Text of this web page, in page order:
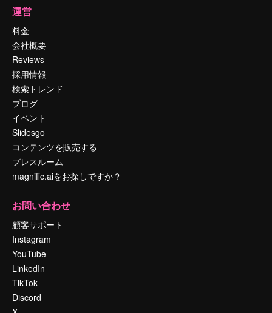
運営
料金
会社概要
Reviews
採用情報
検索トレンド
ブログ
イベント
Slidesgo
コンテンツを販売する
プレスルーム
magnific.aiをお探しですか？
お問い合わせ
顧客サポート
Instagram
YouTube
LinkedIn
TikTok
Discord